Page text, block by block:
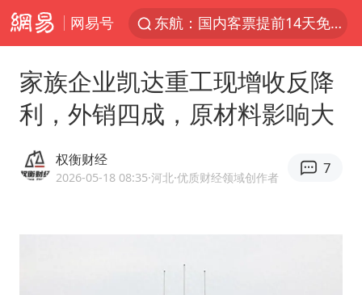
网易号
东航：国内客票提前14天免费退改
向鹏0-3不敌张本智和
百花奖开幕式
我国外贸延续良好增长态势
家族企业凯达重工现增收反降
利，外销四成，原材料影响大
权衡财经
2026-05-18 08:35·河北·优质财经领域创作者
7